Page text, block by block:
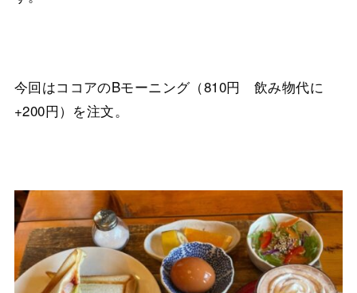
今回はココアのBモーニング（810円 飲み物代に
+200円）を注文。